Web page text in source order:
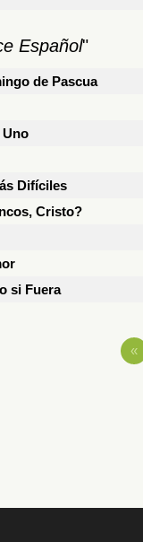
Español"
de Pascua
Uno
Difíciles
Cristo?
si Fuera
«